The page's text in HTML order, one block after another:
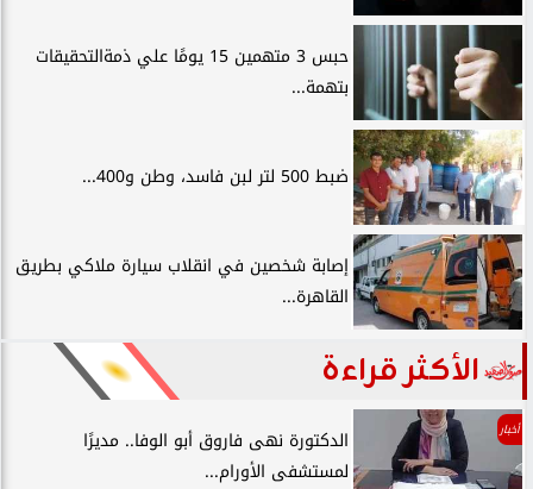
حبس 3 متهمين 15 يومًا علي ذمةالتحقيقات
بتهمة...
ضبط 500 لتر لبن فاسد، وطن و400...
إصابة شخصين في انقلاب سيارة ملاكي بطريق
القاهرة...
الأكثر قراءة
أخبار
الدكتورة نهى فاروق أبو الوفا.. مديرًا
لمستشفى الأورام...